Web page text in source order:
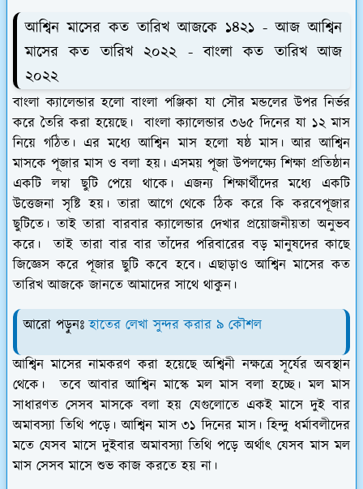
আশ্বিন মাসের কত তারিখ আজকে ১৪২১ - আজ আশ্বিন
মাসের কত তারিখ ২০২২ - বাংলা কত তারিখ আজ
২০২২
বাংলা ক্যালেন্ডার হলো বাংলা পঞ্জিকা যা সৌর মন্ডলের উপর নির্ভর
করে তৈরি করা হয়েছে। বাংলা ক্যালেন্ডার ৩৬৫ দিনের যা ১২ মাস
নিয়ে গঠিত। এর মধ্যে আশ্বিন মাস হলো ষষ্ঠ মাস। আর আশ্বিন
মাসকে পূজার মাস ও বলা হয়। এসময় পূজা উপলক্ষ্যে শিক্ষা প্রতিষ্ঠান
একটি লম্বা ছুটি পেয়ে থাকে। এজন্য শিক্ষার্থীদের মধ্যে একটি
উত্তেজনা সৃষ্টি হয়। তারা আগে থেকে ঠিক করে কি করবেপূজার
ছুটিতে। তাই তারা বারবার ক্যালেন্ডার দেখার প্রয়োজনীয়তা অনুভব
করে। তাই তারা বার বার তাঁদের পরিবারের বড় মানুষদের কাছে
জিজ্ঞেস করে পূজার ছুটি কবে হবে। এছাড়াও আশ্বিন মাসের কত
তারিখ আজকে জানতে আমাদের সাথে থাকুন।
আরো পড়ুনঃহাতের লেখা সুন্দর করার ৯ কৌশল
আশ্বিন মাসের নামকরণ করা হয়েছে অশ্বিনী নক্ষত্রে সূর্যের অবস্থান
থেকে। তবে আবার আশ্বিন মাস্কে মল মাস বলা হচ্ছে। মল মাস
সাধারণত সেসব মাসকে বলা হয় যেগুলোতে একই মাসে দুই বার
অমাবস্যা তিথি পড়ে। আশ্বিন মাস ৩১ দিনের মাস। হিন্দু ধর্মাবলীদের
মতে যেসব মাসে দুইবার অমাবস্যা তিথি পড়ে অর্থাৎ যেসব মাস মল
মাস সেসব মাসে শুভ কাজ করতে হয় না।